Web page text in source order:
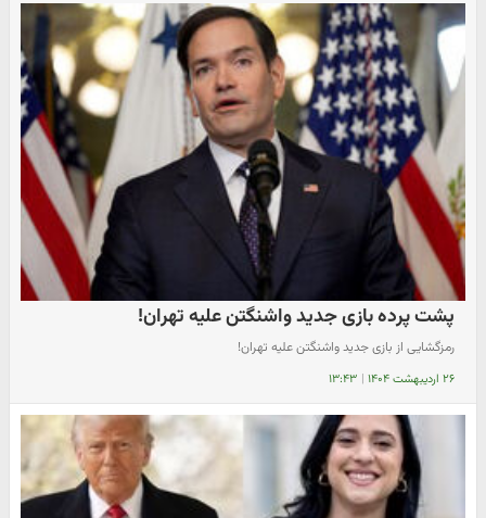
پشت پرده بازی جدید واشنگتن علیه تهران!
رمزگشایی از بازی جدید واشنگتن علیه تهران!
۲۶ اردیبهشت ۱۴۰۴ | ۱۳:۴۳